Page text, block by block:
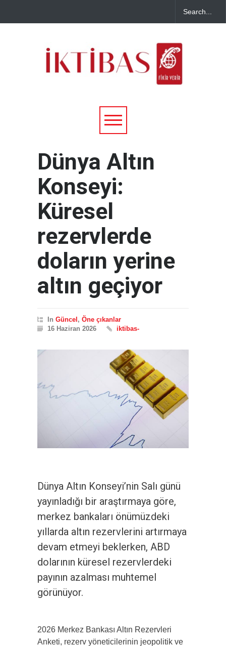
Dünya Altın
Konseyi:
Küresel
rezervlerde
doların yerine
altın geçiyor
In Güncel, Öne çıkanlar
16 Haziran 2026
iktibas-
Dünya Altın Konseyi’nin Salı günü
yayınladığı bir araştırmaya göre,
merkez bankaları önümüzdeki
yıllarda altın rezervlerini artırmaya
devam etmeyi beklerken, ABD
dolarının küresel rezervlerdeki
payının azalması muhtemel
görünüyor.
2026 Merkez Bankası Altın Rezervleri
Anketi, rezerv yöneticilerinin jeopolitik ve